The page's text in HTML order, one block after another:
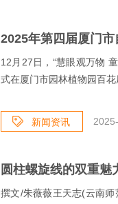
12月27日，“慧眼观万物
式在厦门市园林植物园百
新闻资讯
圆柱螺旋线的双重魅
撰文/朱薇薇王天志(云南